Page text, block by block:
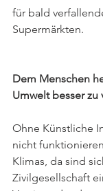
für bald
Supermärkten.
Dem Menschen
Umwelt besser zu
Ohne Künstliche
nicht
Klimas, da sind
Zivilgesellschaft